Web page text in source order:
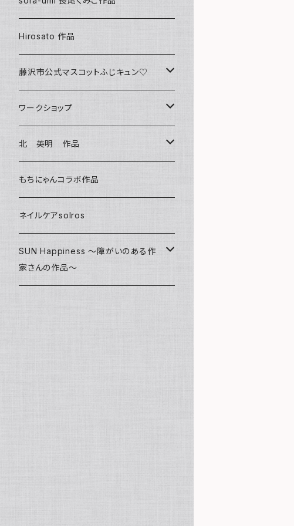
クリアファイル
マグカップ
スマホケース
キーホルダー
バッグ
Tシャツ
ミラー
ミニ額
Hirosato 作品
藤沢市公式マスコットふじキュン♡
クリアファイル
ボールペン
キーホルダー
マグネット
シール
ワークショップ
海レジンアートボード
レジンチャーム
サンキャッチャー
北 英明 作品
ポストカード
もちにゃんコラボ作品
ネイルケアsolros
SUN Happiness ～障がいのある作
家さんの作品～